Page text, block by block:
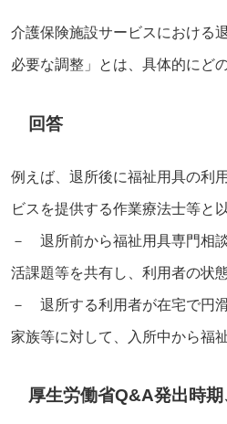
介護保険施設サービスにおける
必要な調整」とは、具体的にど
回答
例えば、退所後に福祉用具の利
ビスを提供する作業療法士等と
－ 退所前から福祉用具専門相
活課題等を共有し、利用者の状
－ 退所する利用者が在宅で円
家族等に対して、入所中から福
厚生労働省Q&A発出時